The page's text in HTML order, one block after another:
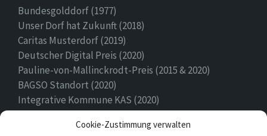
Cookie-Zustimmung verwalten
Bundesgolddorf (1977)
Unser Dorf hat Zukunft (2018)
Caritas Musterdorf (2019)
Deutscher Digital Preis (2020)
Pauline-von-Mallinckrodt-Preis (2015 & 2020)
BAGSO Standort (2020)
Integrative Kommune KAS (2020)
Ehrenamtspreis Stadt Höxter (2020)
Heimatpreis (2022)